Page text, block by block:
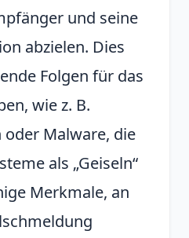
und seine
abzielen. Dies
Folgen für das
wie z. B.
Malware, die
als „Geiseln“
Merkmale, an